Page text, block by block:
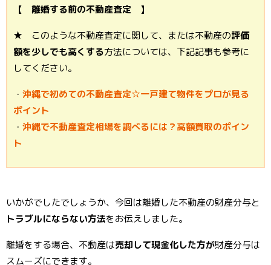
【 離婚する前の不動産査定 】
★ このような不動産査定に関して、または不動産の評価
額を少しでも高くする方法については、下記記事も参考に
してください。
・ 沖縄で初めての不動産査定☆一戸建て物件をプロが見る
ポイント
・ 沖縄で不動産査定相場を調べるには？高額買取のポイン
ト
いかがでしたでしょうか、今回は離婚した不動産の財産分与と
トラブルにならない方法をお伝えしました。
離婚をする場合、不動産は売却して現金化した方が財産分与は
スムーズにできます。